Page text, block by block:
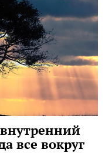
все вокруг